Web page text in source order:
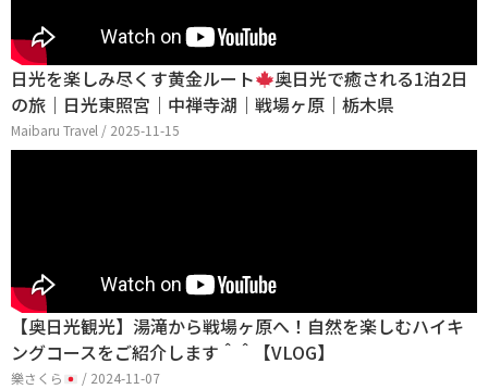
日光を楽しみ尽くす黄金ルート
奥日光で癒される1泊2日
の旅｜日光東照宮｜中禅寺湖｜戦場ヶ原｜栃木県
Maibaru Travel / 2025-11-15
【奥日光観光】湯滝から戦場ヶ原へ！自然を楽しむハイキ
ングコースをご紹介します＾＾【VLOG】
樂さくら / 2024-11-07